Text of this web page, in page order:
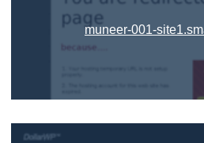
muneer-001-